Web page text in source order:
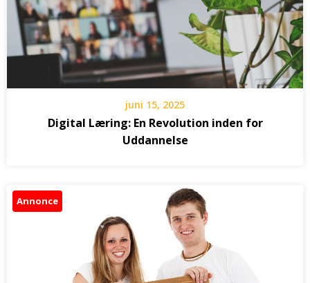
juni 15, 2025
Digital Læring: En Revolution inden for
Uddannelse
Annonce